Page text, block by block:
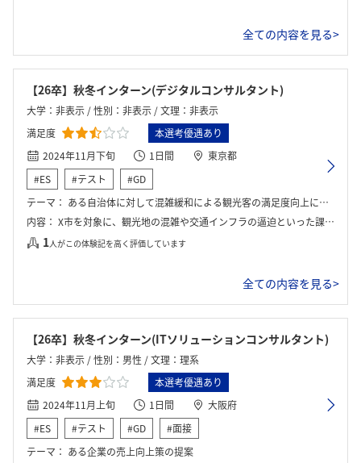
全ての内容を見る>
【26卒】秋冬インターン(デジタルコンサルタント)
大学：非表示 / 性別：非表示 / 文理：非表示
満足度
本選考優遇あり
2024年11月下旬
1日間
東京都
#ES
#テスト
#GD
テーマ： ある自治体に対して混雑緩和による観光客の満足度向上に資するデジタル施策を実現する提案を考える
内容： X市を対象に、観光地の混雑や交通インフラの逼迫といった課題を分析し、観光客の満足度を向上させるためのデジタル施策をグループで立案した。現状調査、課題抽出、施策検討を行いながらワークを進め、既存○○との連携による混雑予測機能や○○の提案などを通じた行動分散施策を提案した。
1人がこの体験記を高く評価しています
全ての内容を見る>
【26卒】秋冬インターン(ITソリューションコンサルタント)
大学：非表示 / 性別：男性 / 文理：理系
満足度
本選考優遇あり
2024年11月上旬
1日間
大阪府
#ES
#テスト #GD
#面接
テーマ： ある企業の売上向上策の提案